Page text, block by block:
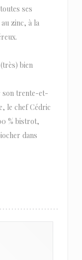
ses
zinc, à la
bien
son trente-et-
le chef Cédric
% bistrot,
dans
NOUVELLE